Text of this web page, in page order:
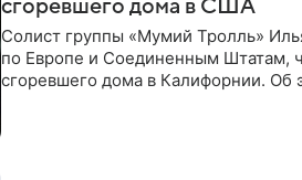
сгоревшего дома в США
Солист группы «Мумий Тролль»
по Европе и Соединенным Штатам,
сгоревшего дома в Калифорнии. Об